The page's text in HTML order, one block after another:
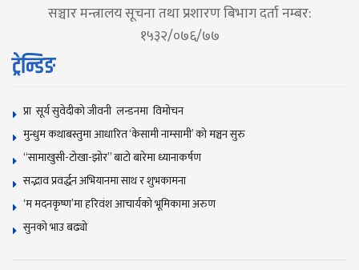
सञ्चार मन्त्रालय सूचना तथा प्रशारण बिभाग दर्ता नम्बर:
१५३२/०७६/७७
ट्रेन्डिङ
प्रा सूर्य सुवेदीको जीवनी लन्डनमा विमोचन
मुन्धुम कथाबस्तुमा आधारित ‘केसामी नाम्सामी’ काे मञ्चन सुरु
“सामाखुसी-टोखा-झोर” बाटो बारेमा ध्यानाकर्षण
सद्भाव प्रवर्द्धन अभियानमा साथ र शुभकामना
‘म मदनकृष्ण’मा हरिवंश आचार्यको भूमिकामा अरुण
सुनकाे भाउ बढ्याे